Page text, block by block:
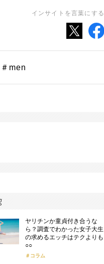
インサイトを言葉にする
＃men
ヤリチンか童貞付き合うな
ら？調査でわかった女子大生
の求めるエッチはテクよりも
○○
コラム